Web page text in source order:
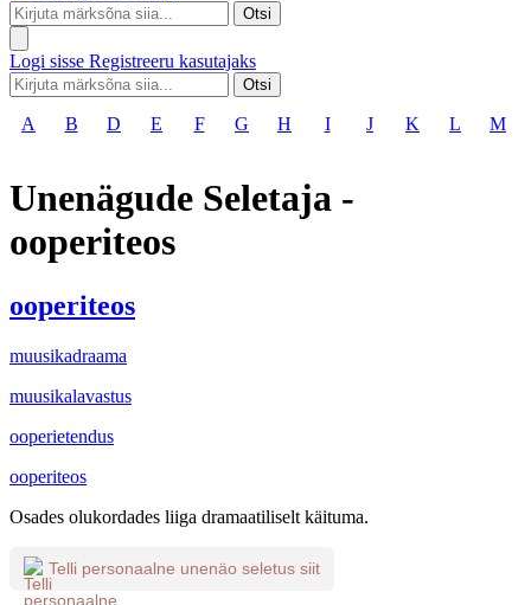
Otsi
Logi sisse Registreeru kasutajaks
Otsi
A B D E F G H I J K L M
Unenägude Seletaja -
ooperiteos
ooperiteos
muusikadraama
muusikalavastus
ooperietendus
ooperiteos
Osades olukordades liiga dramaatiliselt käituma.
Telli personaalne unenäo seletus siit